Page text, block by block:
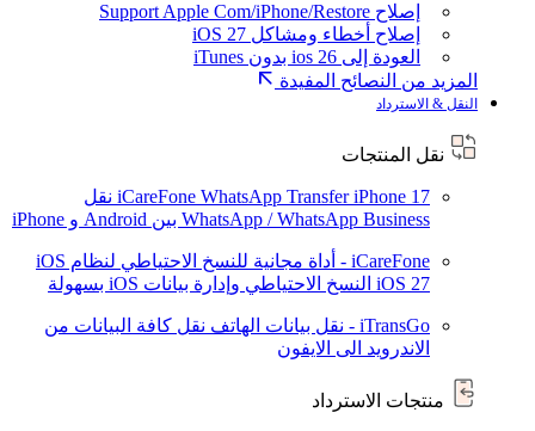
إصلاح Support Apple Com/iPhone/Restore
إصلاح أخطاء ومشاكل iOS 27
العودة إلى ios 26 بدون iTunes
المزيد من النصائح المفيدة
النقل & الاسترداد
نقل المنتجات
iCareFone WhatsApp TransferiPhone 17
نقل
WhatsApp / WhatsApp Business بين Android و iPhone
iCareFone - أداة مجانية للنسخ الاحتياطي لنظام iOS
iOS 27 النسخ الاحتياطي وإدارة بيانات iOS بسهولة
iTransGo - نقل بيانات الهاتف
نقل كافة البيانات من
الاندرويد الى الايفون
منتجات الاسترداد